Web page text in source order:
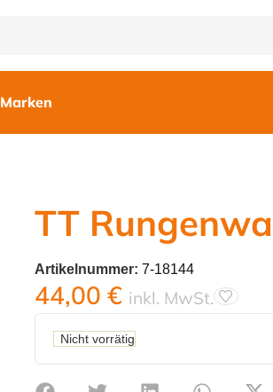
Marken
TT
Artikelnummer: 7-18144
44,00 € inkl. MwSt.
Nicht vorrätig